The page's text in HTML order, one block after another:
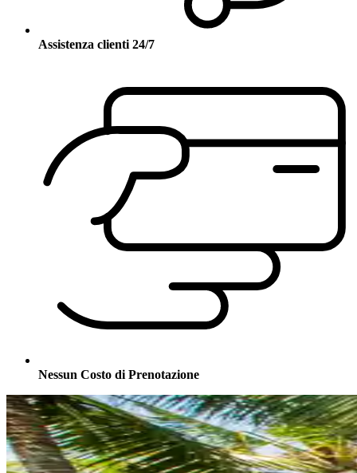
Assistenza clienti 24/7
Nessun Costo di Prenotazione